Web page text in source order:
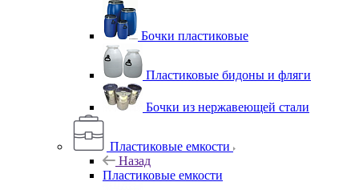
Бочки пластиковые
Пластиковые бидоны и фляги
Бочки из нержавеющей стали
Пластиковые емкости
Назад
Пластиковые емкости